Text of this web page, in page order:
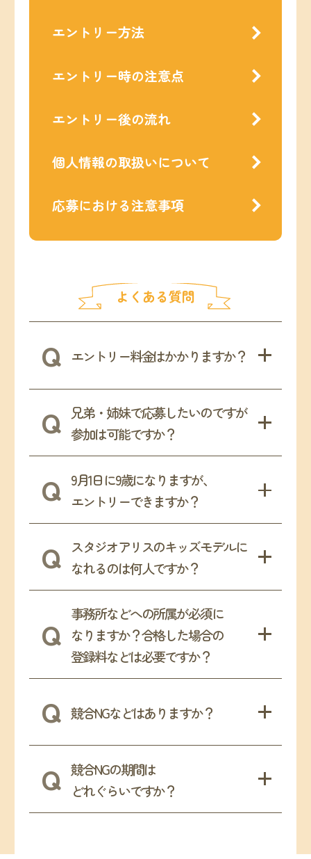
エントリー方法
エントリー時の注意点
エントリー後の流れ
個人情報の取扱いについて
応募における注意事項
よくある質問
エントリー料金はかかりますか？
兄弟・姉妹で応募したいのですが
参加は可能ですか？
9月1日に9歳になりますが、
エントリーできますか？
スタジオアリスのキッズモデルに
なれるのは何人ですか？
事務所などへの所属が必須に
なりますか？合格した場合の
登録料などは必要ですか？
競合NGなどはありますか？
競合NGの期間は
どれぐらいですか？